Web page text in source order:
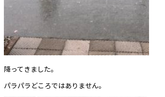
降ってきました。
パラパラどころではありません。